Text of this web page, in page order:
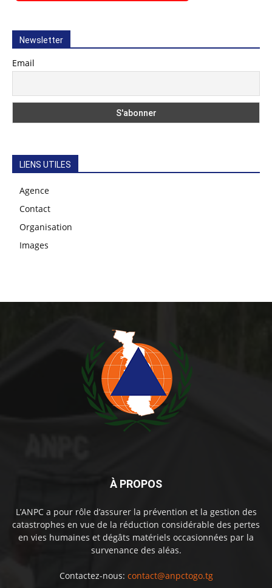
Newsletter
Email
LIENS UTILES
Agence
Contact
Organisation
Images
À PROPOS
L’ANPC a pour rôle d’assurer la prévention et la gestion des
catastrophes en vue de la réduction considérable des pertes
en vies humaines et dégâts matériels occasionnées par la
survenance des aléas.
Contactez-nous: contact@anpctogo.tg